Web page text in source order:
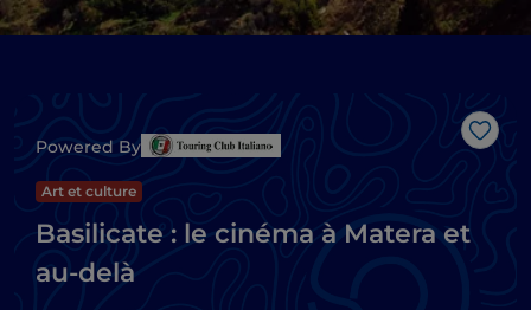
Powered By
Art et culture
Basilicate : le cinéma à Matera et
au-delà